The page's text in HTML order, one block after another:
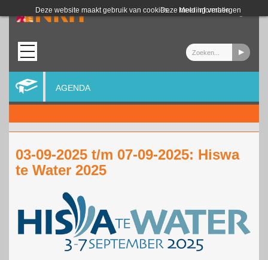
Deze website maakt gebruik van cookies. Meer informatie
Deze melding verbergen
Login
AGENDA
03-09-2025 t/m 07-09-2025: Hiswa
te Water 2025